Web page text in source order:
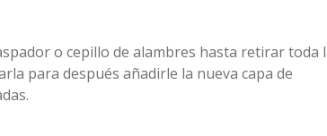
o cepillo de alambres hasta retirar toda
para después añadirle la nueva capa de